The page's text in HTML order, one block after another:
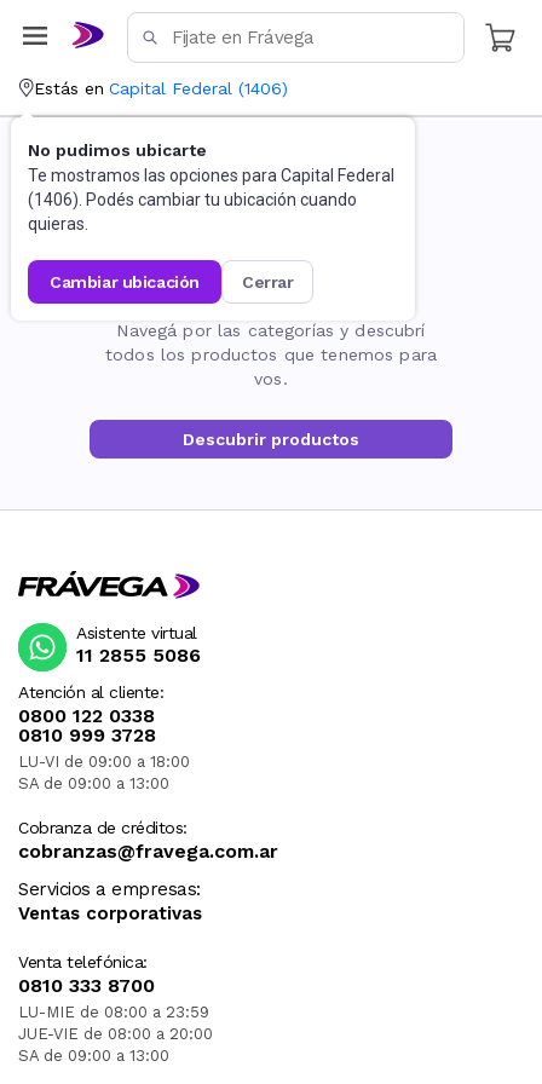
Estás en Capital Federal (1406)
No pudimos ubicarte
Te mostramos las opciones para Capital Federal
(1406). Podés cambiar tu ubicación cuando
quieras.
cambiar ubicación cerrar
La página no existe
Navegá por las categorías y descubrí
todos los productos que tenemos para
vos.
Descubrir productos
Atención al cliente:
0800 122 0338
0810 999 3728
LU-VI de 09:00 a 18:00
SA de 09:00 a 13:00
Cobranza de créditos:
cobranzas@fravega.com.ar
Servicios a empresas:
Ventas corporativas
Venta telefónica:
0810 333 8700
LU-MIE de 08:00 a 23:59
JUE-VIE de 08:00 a 20:00
SA de 09:00 a 13:00
Asistente virtual
11 2855 5086